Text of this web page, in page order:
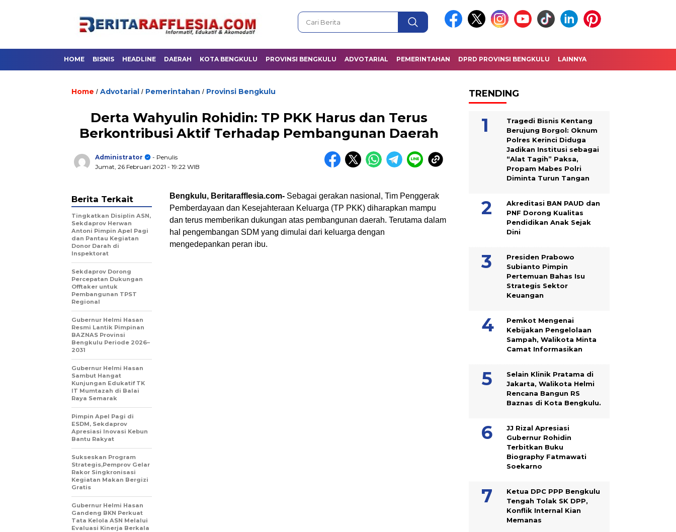
HOME BISNIS HEADLINE DAERAH KOTA BENGKULU PROVINSI BENGKULU ADVOTARIAL PEMERINTAHAN DPRD PROVINSI BENGKULU LAINNYA
Home / Advotarial / Pemerintahan / Provinsi Bengkulu
Derta Wahyulin Rohidin: TP PKK Harus dan Terus
Berkontribusi Aktif Terhadap Pembangunan Daerah
Administrator
- Penulis
Jumat, 26 Februari 2021 - 19:22 WIB
Bengkulu, Beritarafflesia.com- Sebagai gerakan nasional, Tim Penggerak
Pemberdayaan dan Kesejahteraan Keluarga (TP PKK) diharapkan mampu
dan terus memberikan dukungan atas pembangunan daerah. Terutama dalam
hal pengembangan SDM yang dimulai dari keluarga dengan
mengedepankan peran ibu.
Berita Terkait
Tingkatkan Disiplin ASN,
Sekdaprov Herwan
Antoni Pimpin Apel Pagi
dan Pantau Kegiatan
Donor Darah di
Inspektorat
Sekdaprov Dorong
Percepatan Dukungan
Offtaker untuk
Pembangunan TPST
Regional
Gubernur Helmi Hasan
Resmi Lantik Pimpinan
BAZNAS Provinsi
Bengkulu Periode 2026–
2031
Gubernur Helmi Hasan
Sambut Hangat
Kunjungan Edukatif TK
IT Mumtazah di Balai
Raya Semarak
Pimpin Apel Pagi di
ESDM, Sekdaprov
Apresiasi Inovasi Kebun
Bantu Rakyat
Sukseskan Program
Strategis,Pemprov Gelar
Rakor Singkronisasi
Kegiatan Makan Bergizi
Gratis
Gubernur Helmi Hasan
Gandeng BKN Perkuat
Tata Kelola ASN Melalui
Evaluasi Kinerja Berkala
TRENDING
Tragedi Bisnis Kentang
Berujung Borgol: Oknum
Polres Kerinci Diduga
Jadikan Institusi sebagai
“Alat Tagih” Paksa,
Propam Mabes Polri
Diminta Turun Tangan
Akreditasi BAN PAUD dan
PNF Dorong Kualitas
Pendidikan Anak Sejak
Dini
Presiden Prabowo
Subianto Pimpin
Pertemuan Bahas Isu
Strategis Sektor
Keuangan
Pemkot Mengenai
Kebijakan Pengelolaan
Sampah, Walikota Minta
Camat Informasikan
Selain Klinik Pratama di
Jakarta, Walikota Helmi
Rencana Bangun RS
Baznas di Kota Bengkulu.
JJ Rizal Apresiasi
Gubernur Rohidin
Terbitkan Buku
Biography Fatmawati
Soekarno
Ketua DPC PPP Bengkulu
Tengah Tolak SK DPP,
Konflik Internal Kian
Memanas